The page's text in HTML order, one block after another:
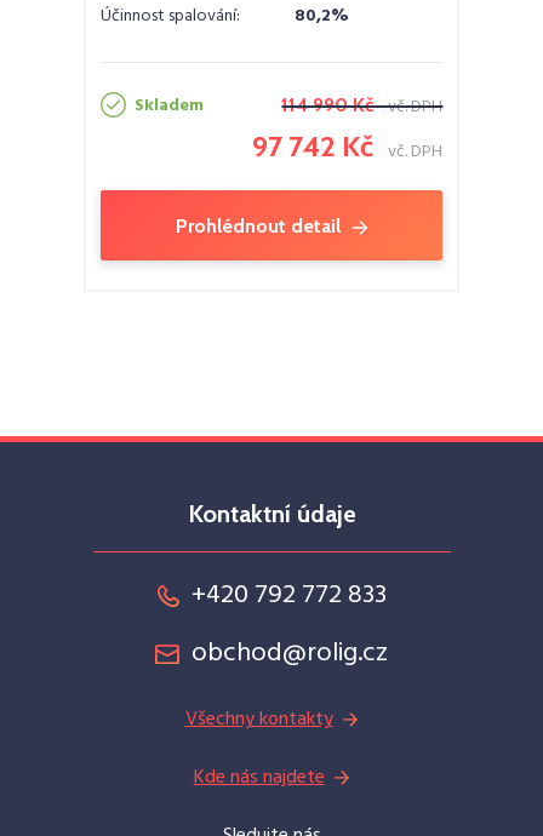
Účinnost spalování:
80,2%
Skladem 114 990 Kč vč. DPH
97 742 Kč vč. DPH
Prohlédnout detail
Kontaktní údaje
+420 792 772 833
obchod@rolig.cz
Všechny kontakty
Kde nás najdete